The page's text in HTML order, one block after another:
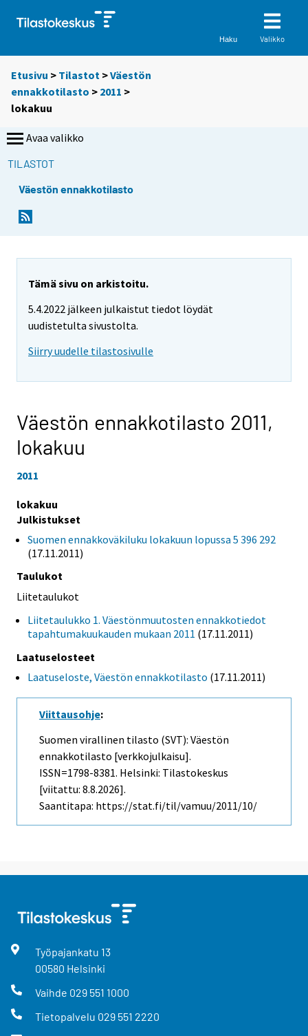
Haku Valikko
Etusivu > Tilastot >Väestön
ennakkotilasto > 2011 >
lokakuu
Avaa valikko
TILASTOT
Väestön ennakkotilasto
Tämä sivu on arkistoitu.
5.4.2022 jälkeen julkaistut tiedot löydät
uudistetulta sivustolta.
Siirry uudelle tilastosivulle
Väestön ennakkotilasto 2011,
lokakuu
2011
lokakuu
Julkistukset
Suomen ennakkoväkiluku lokakuun lopussa 5 396 292
(17.11.2011)
Taulukot
Liitetaulukot
Liitetaulukko 1. Väestönmuutosten ennakkotiedot
tapahtumakuukauden mukaan 2011 (17.11.2011)
Laatuselosteet
Laatuseloste, Väestön ennakkotilasto (17.11.2011)
Viittausohje:
Suomen virallinen tilasto (SVT): Väestön
ennakkotilasto [verkkojulkaisu].
ISSN=1798-8381. Helsinki: Tilastokeskus
[viitattu: 8.8.2026].
Saantitapa: https://stat.fi/til/vamuu/2011/10/
Työpajankatu 13
00580 Helsinki
Vaihde 029 551 1000
Tietopalvelu 029 551 2220